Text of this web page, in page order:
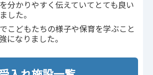
分かりやすく伝えていてとても良い
した。
こどもたちの様子や保育を学ぶこと
になりました。